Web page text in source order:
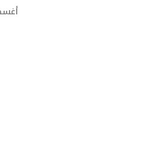
أغسطس